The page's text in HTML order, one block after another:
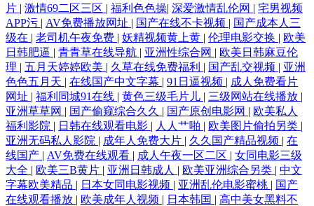
片 | 激情69二区三区 | 福利色色操| 深爱激情乱伦网 | 宅男视频
APP污 | AV免费播放网址 | 国产在线不卡视频 | 国产成本人三
级在 | 老司机午夜免费 | 妖精视频黄上黄 | 伦理电影交换 | 欧美
日韩肥逼 | 青青草在线导航 | 亚洲性综合网 | 欧美日韩麻豆伦
理 | 五月天婷婷欧美 | 久草在线免费福利 | 国产乱交视频 | 亚洲
色色五月天 | 在线国产中文字幕 | 91日逼视频 | 成人免费看片
网址 | 福利同城91在线 | 黄色三级毛片儿 | 三级网站在线播放 |
亚洲草草网 | 国产偷窥综合久久 | 国产原创电影网 | 欧美私人
福利影院 | 日韩在线观看电影 | 人人艹啪 | 欧美图片偷拍另类 |
亚洲无码私人影院 | 成年人免费大片 | 久久国产精品视频 | 在
线国产 | AV免费在线观看 | 成人午夜一区二区 | 女同电影三级
大全 | 欧美三B黄片 | 亚洲日韩成人 | 欧美亚洲综合另类 | 中文
字幕欧美精品 | 日本女同电影视频 | 亚洲乱伦电影蜜桃 | 国产
在线观看播放 | 欧美成年人视频 | 日本韩国 | 高中美女黑料不